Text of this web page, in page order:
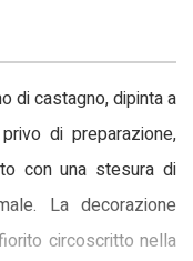
di castagno, dipinta a
di preparazione,
con una stesura di
La decorazione
circoscritto nella